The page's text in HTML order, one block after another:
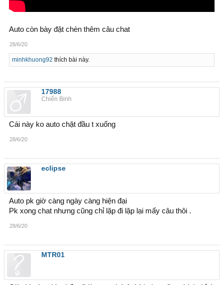
Auto còn bày đặt chèn thêm câu chat
28/6/20
minhkhuong92 thích bài này.
17988
Chiến Binh
Cái này ko auto chặt đầu t xuống
28/6/20
eclipse
Auto pk giờ càng ngày càng hiện đại
Pk xong chat nhưng cũng chỉ lặp đi lặp lại mấy câu thôi .
28/6/20
MTR01